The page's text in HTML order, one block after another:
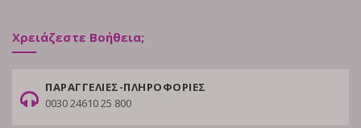
Χρειάζεστε Βοήθεια;
ΠΑΡΑΓΓΕΛΙΕΣ-ΠΛΗΡΟΦΟΡΙΕΣ
0030 24610 25 800